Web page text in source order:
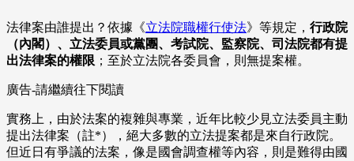
法律案由誰提出？依據《立法院職權行使法》等規定， 行政院
（內閣）、立法委員或黨團、考試院、監察院、司法院都有提
出法律案的權限 ；至於立法院各委員會，則無提案權。
廣告-請繼續往下閱讀
實務上，由於法案的複雜與專業，近年比較少見立法委員主動
提出法律案（註*），絕大多數的立法提案都是來自行政院。
但近日有爭議的法案，像是國會調查權等內容，則是難得由國